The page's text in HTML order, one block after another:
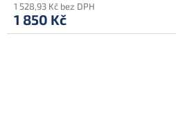
1 528,93 Kč bez DPH
1 850 Kč